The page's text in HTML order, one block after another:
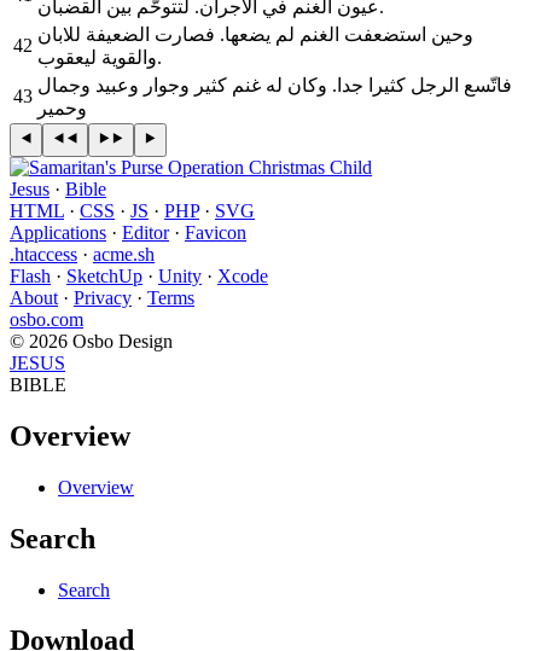
عيون الغنم في الاجران. لتتوحّم بين القضبان.
42
وحين استضعفت الغنم لم يضعها. فصارت الضعيفة للابان
والقوية ليعقوب.
43
فاتّسع الرجل كثيرا جدا. وكان له غنم كثير وجوار وعبيد وجمال
وحمير
Jesus · Bible
HTML · CSS · JS · PHP· SVG
Applications · Editor· Favicon
.htaccess · acme.sh
Flash · SketchUp · Unity · Xcode
About · Privacy · Terms
osbo.com
© 2026 Osbo Design
JESUS
BIBLE
Overview
Overview
Search
Search
Download